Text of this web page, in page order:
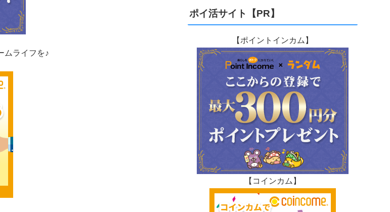
ムライフを♪
ポイ活サイト【PR】
【ポイントインカム】
【コインカム】